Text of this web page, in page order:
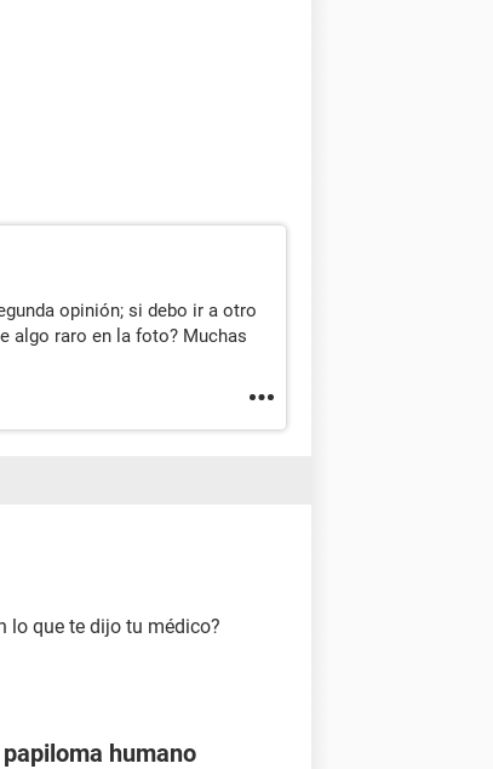
opinión; si debo ir a otro
algo raro en la foto? Muchas
lo que te dijo tu médico?
humano